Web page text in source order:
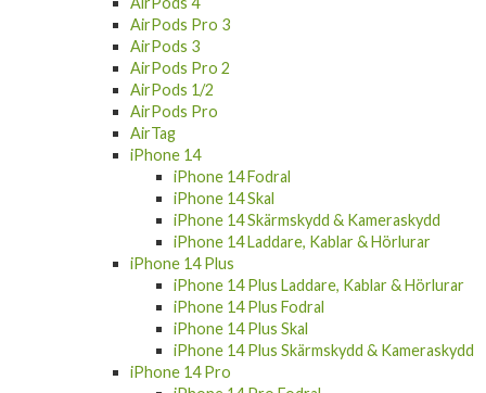
Apple Watch Armband
Apple Watch Skal
Apple Watch Laddare
Apple Watch Skärmskydd
AirPods 4
AirPods Pro 3
AirPods 3
AirPods Pro 2
AirPods 1/2
AirPods Pro
AirTag
iPhone 14
iPhone 14 Fodral
iPhone 14 Skal
iPhone 14 Skärmskydd & Kameraskydd
iPhone 14 Laddare, Kablar & Hörlurar
iPhone 14 Plus
iPhone 14 Plus Laddare, Kablar & Hörlurar